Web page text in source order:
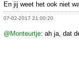
En jij weet het ook niet
07-02-2017 21:00:20
@Monteurtje: ah ja, dat